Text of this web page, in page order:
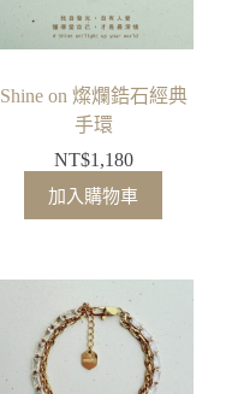
Shine on 燦爛鋯石經典
手環
NT$1,180
加入購物車